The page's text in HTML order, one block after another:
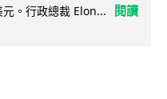
。行政總裁 Elon...
閱讀